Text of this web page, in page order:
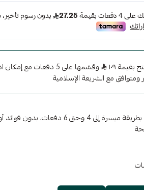
١٠٩
وقسّمها على 5 دفعات مع
مع الشريعة الإسلامية
قسم دفعاتك بطريقة ميسرة إلى 4 وحتى 6